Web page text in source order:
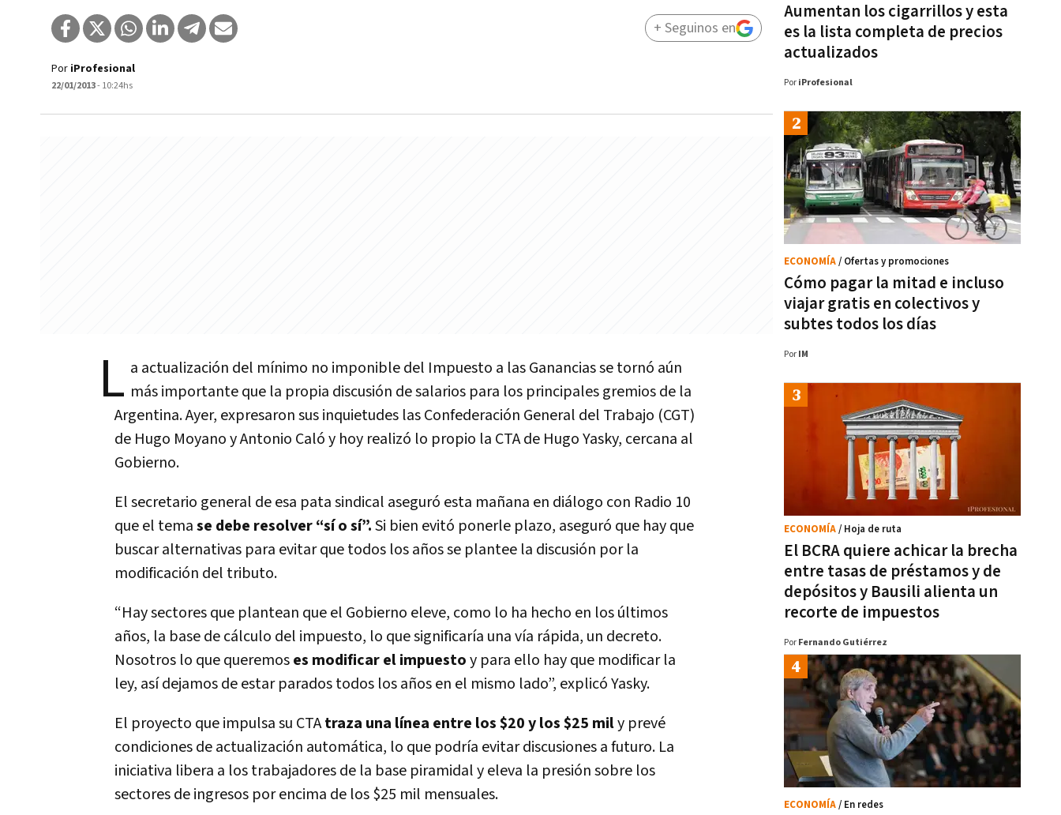
Por iProfesional
22/01/2013- 10:24hs
+ Seguinos en
L a actualización del mínimo no imponible del Impuesto a las Ganancias se tornó aún
más importante que la propia discusión de salarios para los principales gremios de la
Argentina. Ayer, expresaron sus inquietudes las Confederación General del Trabajo (CGT)
de Hugo Moyano y Antonio Caló y hoy realizó lo propio la CTA de Hugo Yasky, cercana al
Gobierno.
El secretario general de esa pata sindical aseguró esta mañana en diálogo con Radio 10
que el temase debe resolver “sí o sí”.Si bien evitó ponerle plazo, aseguró que hay que
buscar alternativas para evitar que todos los años se plantee la discusión por la
modificación del tributo.
“Hay sectores que plantean que el Gobierno eleve, como lo ha hecho en los últimos
años, la base de cálculo del impuesto, lo que significaría una vía rápida, un decreto.
Nosotros lo que queremoses modificar el impuestoy para ello hay que modificar la
ley, así dejamos de estar parados todos los años en el mismo lado”, explicó Yasky.
El proyecto que impulsa su CTAtraza una línea entre los $20 y los $25 mily prevé
condiciones de actualización automática, lo que podría evitar discusiones a futuro. La
iniciativa libera a los trabajadores de la base piramidal y eleva la presión sobre los
sectores de ingresos por encima de los $25 mil mensuales.
Aumentan los cigarrillos y esta
es la lista completa de precios
actualizados
Por iProfesional
Cómo pagar la mitad e incluso
viajar gratis en colectivos y
subtes todos los días
ECONOMÍA/ Ofertas y promociones
Por IM
El BCRA quiere achicar la brecha
entre tasas de préstamos y de
depósitos y Bausili alienta un
recorte de impuestos
ECONOMÍA/ Hoja de ruta
Por Fernando Gutiérrez
ECONOMÍA/ En redes